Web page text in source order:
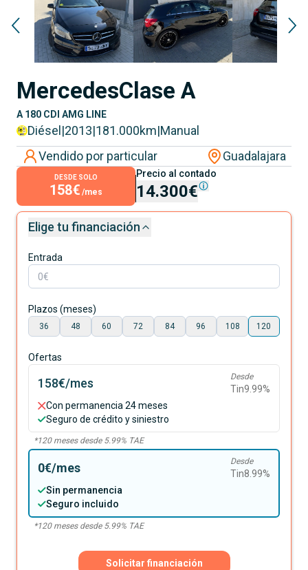
MercedesClase A
A 180 CDI AMG LINE
Diésel |2013|181.000km|Manual
Vendido por particular
Guadalajara
DESDE SOLO
158€ /mes
Precio al contado
14.300€
Elige tu financiación
Entrada
Plazos (meses)
36 48 60 72 84 96 108 120
Ofertas
158€/mes Desde
Tin9.99%
Con permanencia 24 meses
Seguro de crédito y siniestro
*120meses desde 5.99% TAE
0€/mes Desde
Tin8.99%
Sin permanencia
Seguro incluido
*120meses desde 5.99% TAE
Solicitar financiación